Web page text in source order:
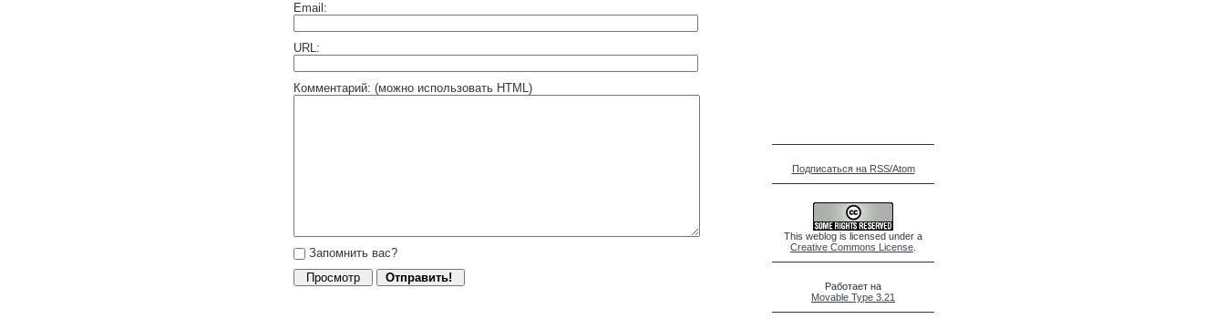
Email:
URL:
Комментарий: (можно использовать HTML)
Запомнить вас?
Подписаться на RSS/Atom
This weblog is licensed under a
Creative Commons License
Работает на
Movable Type 3.21